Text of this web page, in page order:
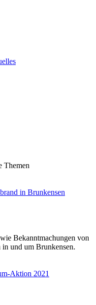
Themen
in Brunkensen
Bekanntmachungen von
in und um Brunkensen.
Aktion 2021